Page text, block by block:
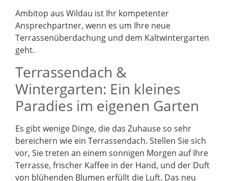
Ambitop aus Wildau ist Ihr kompetenter
Ansprechpartner, wenn es um Ihre neue
Terrassenüberdachung und dem Kaltwintergarten
geht.
Terrassendach &
Wintergarten: Ein kleines
Paradies im eigenen Garten
Es gibt wenige Dinge, die das Zuhause so sehr
bereichern wie ein Terrassendach. Stellen Sie sich
vor, Sie treten an einem sonnigen Morgen auf Ihre
Terrasse, frischer Kaffee in der Hand, und der Duft
von blühenden Blumen erfüllt die Luft. Das neu